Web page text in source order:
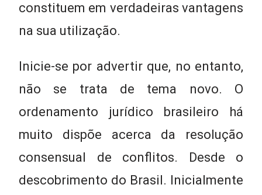
constituem em verdadeiras vantagens
na sua utilização.
Inicie-se por advertir que, no entanto,
não se trata de tema novo. O
ordenamento jurídico brasileiro há
muito dispõe acerca da resolução
consensual de conflitos. Desde o
descobrimento do Brasil. Inicialmente